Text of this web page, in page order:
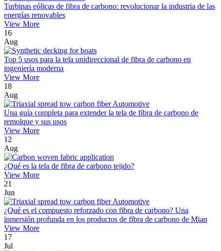
Turbinas eólicas de fibra de carbono: revolucionar la industria de las
energías renovables
View More
16
Aug
Top 5 usos para la tela unidireccional de fibra de carbono en
ingeniería moderna
View More
18
Aug
Una guía completa para extender la tela de fibra de carbono de
remolque y sus usos
View More
12
Aug
¿Qué es la tela de fibra de carbono tejido?
View More
21
Jun
¿Qué es el compuesto reforzado con fibra de carbono? Una
inmersión profunda en los productos de fibra de carbono de Mian
View More
17
Jul